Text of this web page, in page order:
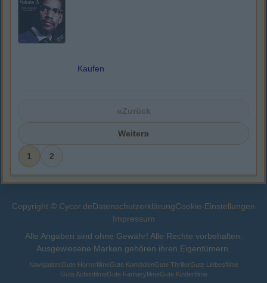
Kaufen
«Zurück
1 2
Weiter»
Copyright © Cycor.deDatenschutzerklärungCookie-Einstellungen
Impressum
Alle Angaben sind ohne Gewähr! Alle Rechte vorbehalten.
Ausgewiesene Marken gehören ihren Eigentümern.
Navigation:Gute HorrorfilmeGute KomödienGute ThrillerGute Liebesfilme
Gute ActionfilmeGute FantasyfilmeGute Kinderfilme